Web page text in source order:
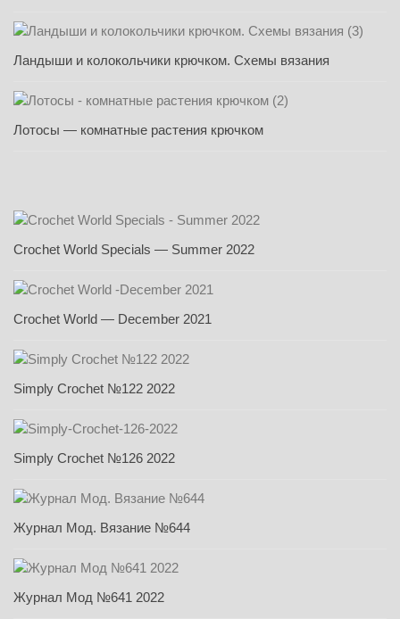
Ландыши и колокольчики крючком. Схемы вязания
Лотосы — комнатные растения крючком
Crochet World Specials — Summer 2022
Crochet World — December 2021
Simply Crochet №122 2022
Simply Crochet №126 2022
Журнал Мод. Вязание №644
Журнал Мод №641 2022